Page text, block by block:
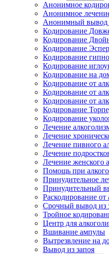
Анонимное
Анонимное
Анонимный вывод
Кодирование
Кодирование
Кодирование
Кодирование
Кодирование
Кодирование на
Кодирование от
Кодирование от
Кодирование от
Кодирование
Кодирование
Лечение
Лечение
Лечение пивного
Лечение
Лечение женского
Помощь при
Принудительное
Принудительный
Раскодирование от
Срочный вывод из
Тройное
Центр для
Вшивание ампулы
Вытрезвление на
Вывод из запоя